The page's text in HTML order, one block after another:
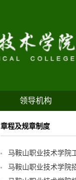
领导机构
章程及规章制度
马鞍山职业技术学院
马鞍山职业技术学院